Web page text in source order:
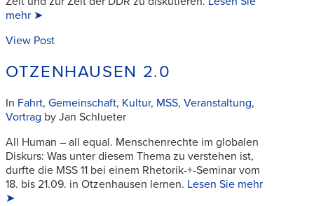
mehr ➤
View Post
OTZENHAUSEN 2.0
In Fahrt, Gemeinschaft, Kultur, MSS, Veranstaltung,
Vortrag by Jan Schlueter
All Human – all equal. Menschenrechte im globalen
Diskurs: Was unter diesem Thema zu verstehen ist,
durfte die MSS 11 bei einem Rhetorik-+-Seminar vom
18. bis 21.09. in Otzenhausen lernen. Lesen Sie mehr
➤